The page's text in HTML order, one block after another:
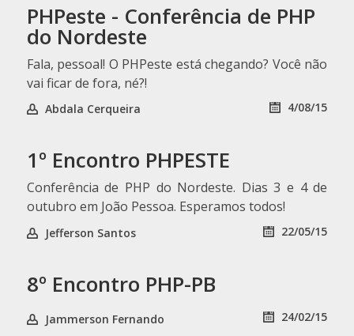
PHPeste - Conferência de PHP
do Nordeste
Fala, pessoal! O PHPeste está chegando? Você não
vai ficar de fora, né?!
Abdala Cerqueira 4/08/15
1º Encontro PHPESTE
Conferência de PHP do Nordeste. Dias 3 e 4 de
outubro em João Pessoa. Esperamos todos!
Jefferson Santos 22/05/15
8º Encontro PHP-PB
Jammerson Fernando 24/02/15